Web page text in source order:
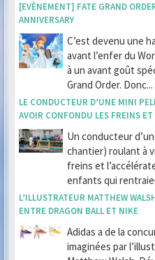
[EVÈNEMENT] FATE GRAND
ANNIVERSARY
C’est devenu une
avant l’enfer du
à un avant goût
Grand Order. Donc...
LE CONDUCTEUR D’UNE MINI
AVOIR CONFONDU LES FREINS ET
Un conducteur
chantier) roulant à
freins et
enfants qui
L’ILLUSTRATEUR MATTHEW
ENTRE DRAGON BALL ET NIKE
Adidas a de la
imaginées par